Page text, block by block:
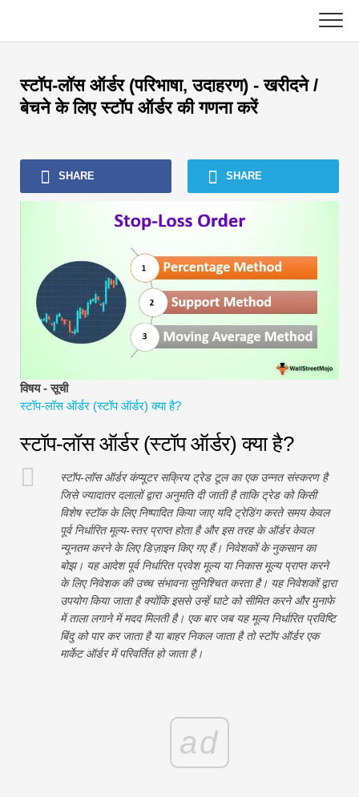
content
लेखांकन ट्यूटोरियल
एक्सेल, VBA और पावर BI
निवेश बैंकिंग ट्यूटोरियल
वित्त करियर मार्गदर्शक
वित्त प्रमाणन संसाधन
पूर्ण प्रपत्र
जोखिम प्रबंधन ट्यूटोरियल
स्टॉप-लॉस ऑर्डर (परिभाषा, उदाहरण) - खरीदने /
बेचने के लिए स्टॉप ऑर्डर की गणना करें
SHARE SHARE
विषय - सूची
स्टॉप-लॉस ऑर्डर (स्टॉप ऑर्डर) क्या है?
स्टॉप-लॉस ऑर्डर (स्टॉप ऑर्डर) क्या है?
स्टॉप-लॉस ऑर्डर कंप्यूटर सक्रिय ट्रेड टूल का एक उन्नत संस्करण है
जिसे ज्यादातर दलालों द्वारा अनुमति दी जाती है ताकि ट्रेड को किसी
विशेष स्टॉक के लिए निष्पादित किया जाए यदि ट्रेडिंग करते समय केवल
पूर्व निर्धारित मूल्य-स्तर प्राप्त होता है और इस तरह के ऑर्डर केवल
न्यूनतम करने के लिए डिज़ाइन किए गए हैं। निवेशकों के नुकसान का
बोझ। यह आदेश पूर्व निर्धारित प्रवेश मूल्य या निकास मूल्य प्राप्त करने
के लिए निवेशक की उच्च संभावना सुनिश्चित करता है। यह निवेशकों द्वारा
उपयोग किया जाता है क्योंकि इससे उन्हें घाटे को सीमित करने और मुनाफे
में ताला लगाने में मदद मिलती है। एक बार जब यह मूल्य निर्धारित प्रविष्टि
बिंदु को पार कर जाता है या बाहर निकल जाता है तो स्टॉप ऑर्डर एक
मार्केट ऑर्डर में परिवर्तित हो जाता है।
ad